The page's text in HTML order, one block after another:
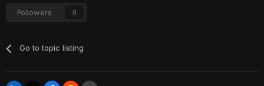
Followers 0
Go to topic listing